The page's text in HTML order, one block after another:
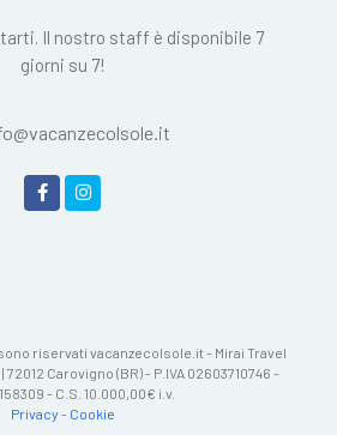
Il nostro staff è disponibile 7
giorni su 7!
riservati vacanzecolsole.it - Mirai Travel
72012 Carovigno (BR) - P.IVA 02603710746 -
- C.S. 10.000,00€ i.v.
Privacy - Cookie